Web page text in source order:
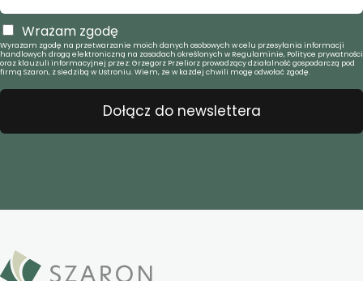
Wrażam zgodę
Wyrażam zgodę na przetwarzanie moich danych osobowych w celu przesyłania informacji
handlowych drogą elektroniczną na zasadach określonych w Regulaminie, Polityce prywatności
oraz klauzuli informacyjnej przez: Grzegorz Przeliorz prowadzący działalność gospodarczą pod
firmą Szaron, z siedzibą w Ustroniu. Wiem, że w każdej chwili mogę odwołać zgodę.
Dołącz do newslettera